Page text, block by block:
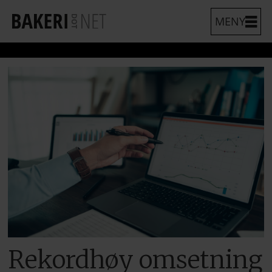
Rekordhøy omsetning